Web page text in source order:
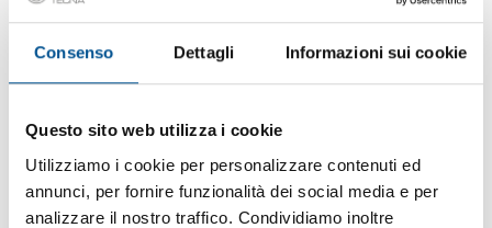
Consenso Dettagli Informazioni sui cookie
Questo sito web utilizza i cookie
Utilizziamo i cookie per personalizzare contenuti ed
annunci, per fornire funzionalità dei social media e per
analizzare il nostro traffico. Condividiamo inoltre
Vorname